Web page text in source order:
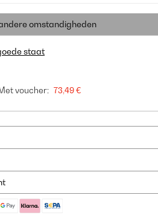
omstandigheden
staat
voucher: 73,49 €